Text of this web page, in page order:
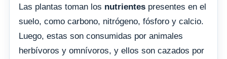
Las plantas toman los nutrientes presentes en el
suelo, como carbono, nitrógeno, fósforo y calcio.
Luego, estas son consumidas por animales
herbívoros y omnívoros, y ellos son cazados por